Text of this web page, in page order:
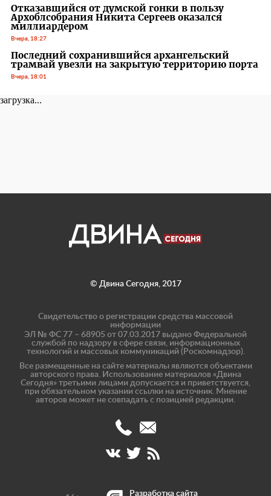
Отказавшийся от думской гонки в пользу
Архоблсобрания Никита Сергеев оказался
миллиардером
Вчера, 18:27
Последний сохранившийся архангельский
трамвай увезли на закрытую территорию порта
Вчера, 18:01
загрузка...
© Двина Сегодня, 2017
Свидетельство о регистрации средства массовой
информации
ЭЛ № ФС 77 – 68905 от 07.03.2017 выдано Федеральной
службой по надзору в сфере связи, информационных
технологий и массовых коммуникаций (Роскомнадзор).
Все размещенные на сайте материалы являются объектами
авторского права. Использование материалов «Двина
Сегодня» третьими лицами допускается и приветствуется,
при обязательном указании ссылки на источник. Мнение
авторов может не совпадать с позицией редакции.
(8182)
47-
40
info@dvinatoday.ru
Разработка сайта